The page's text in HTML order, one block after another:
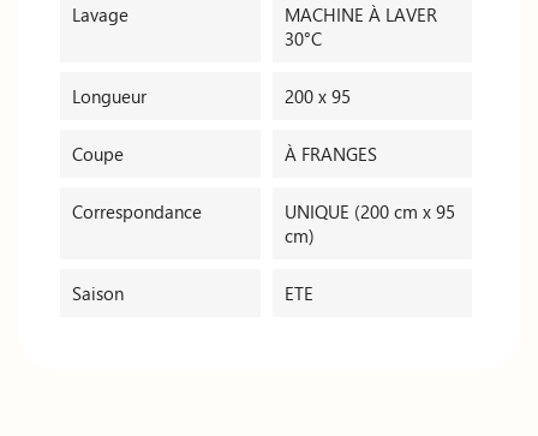
Lavage
MACHINE À LAVER
30°C
Longueur 200 x 95
Coupe À FRANGES
Correspondance
UNIQUE (200 cm x 95
cm)
Saison ETE